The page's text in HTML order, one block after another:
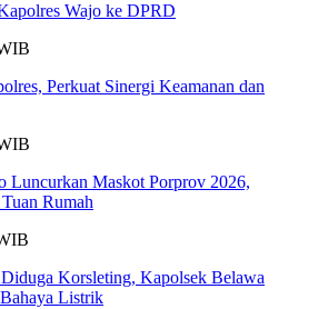
Wajo ke DPRD
Perkuat Sinergi Keamanan dan
Luncurkan Maskot Porprov 2026,
Rumah
Korsleting, Kapolsek Belawa
Listrik